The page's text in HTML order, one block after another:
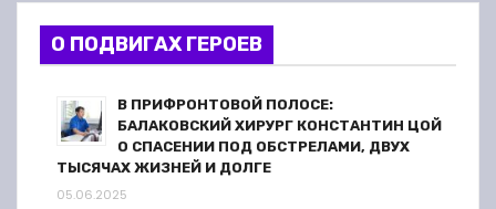
О ПОДВИГАХ ГЕРОЕВ
В ПРИФРОНТОВОЙ ПОЛОСЕ:
БАЛАКОВСКИЙ ХИРУРГ КОНСТАНТИН ЦОЙ
О СПАСЕНИИ ПОД ОБСТРЕЛАМИ, ДВУХ
ТЫСЯЧАХ ЖИЗНЕЙ И ДОЛГЕ
05.06.2025